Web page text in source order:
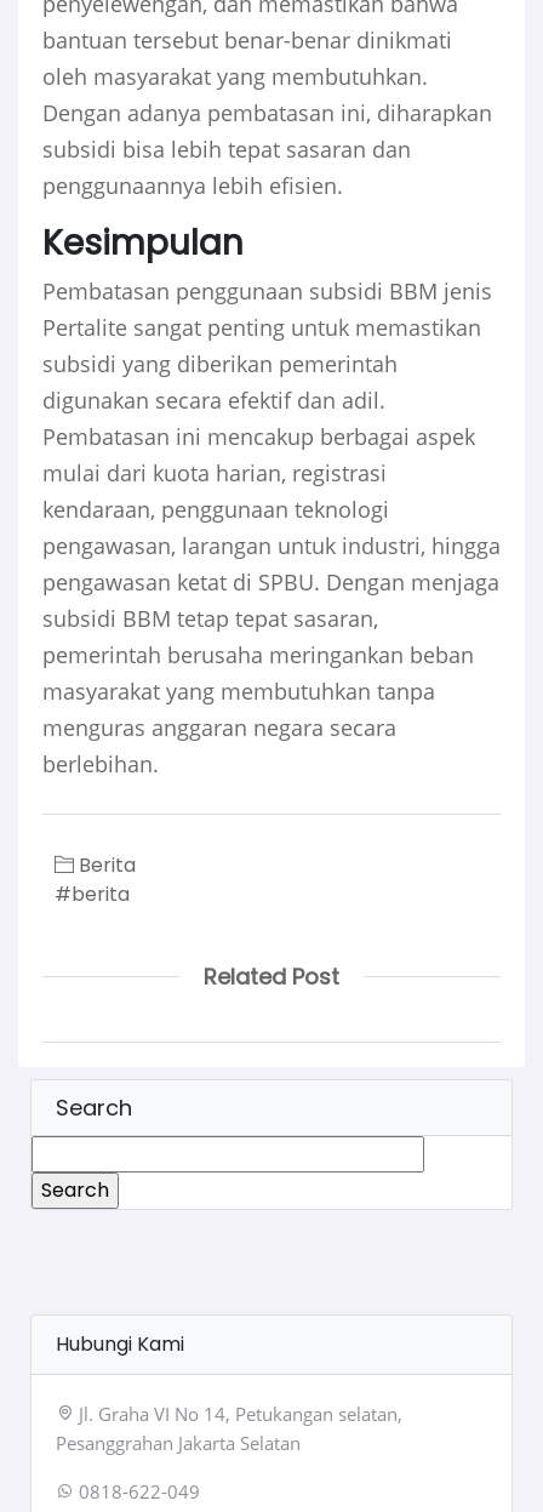
bantuan tersebut benar-benar dinikmati
oleh masyarakat yang membutuhkan.
Dengan adanya pembatasan ini, diharapkan
subsidi bisa lebih tepat sasaran dan
penggunaannya lebih efisien.
Kesimpulan
Pembatasan penggunaan subsidi BBM jenis
Pertalite sangat penting untuk memastikan
subsidi yang diberikan pemerintah
digunakan secara efektif dan adil.
Pembatasan ini mencakup berbagai aspek
mulai dari kuota harian, registrasi
kendaraan, penggunaan teknologi
pengawasan, larangan untuk industri, hingga
pengawasan ketat di SPBU. Dengan menjaga
subsidi BBM tetap tepat sasaran,
pemerintah berusaha meringankan beban
masyarakat yang membutuhkan tanpa
menguras anggaran negara secara
berlebihan.
Berita
#berita
Related Post
Search
for:
Hubungi Kami
Jl. Graha VI No 14, Petukangan selatan,
Pesanggrahan Jakarta Selatan
0818-622-049